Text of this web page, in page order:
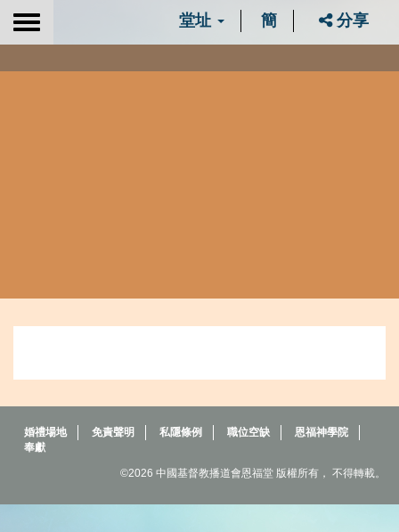
Toggle
堂址 簡 分享
婚禮場地 免責聲明 私隱條例 職位空缺
恩福神學院
奉獻
©2026 中國基督教播道會恩福堂 版權所有， 不得轉載。